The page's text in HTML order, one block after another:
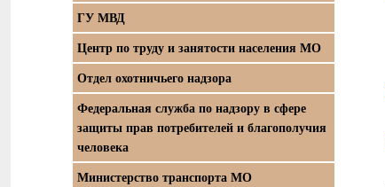
ГУ МВД
Центр по труду и занятости населения МО
Отдел охотничьего надзора
Федеральная служба по надзору в сфере
защиты прав потребителей и благополучия
человека
Министерство транспорта МО